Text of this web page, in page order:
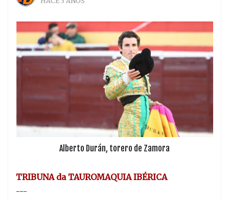
Alberto Durán, torero de Zamora
TRIBUNA da TAUROMAQUIA IBÉRICA
---